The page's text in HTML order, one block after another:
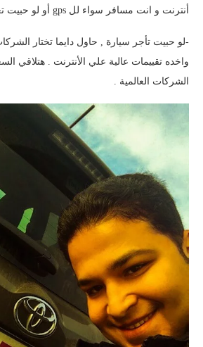
أنترنت و انت مسافر سواء لل gps أو لو حبيت تعمل بحث عن أي حاجه .
-لو حبيت تأجر سيارة , حاول دايما تختار
واخده تقييمات عالية علي الأنترنت . هتلاقي
الشركات العالمية .